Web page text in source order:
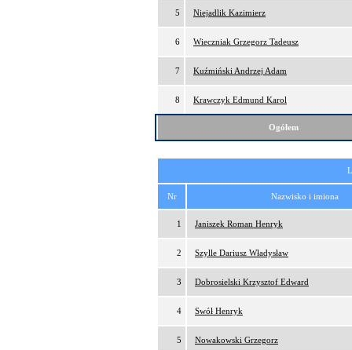
5 Niejadlik Kazimierz
6 Wieczniak Grzegorz Tadeusz
7 Kuźmiński Andrzej Adam
8 Krawczyk Edmund Karol
Ogółem
Nr Nazwisko i imiona
1 Janiszek Roman Henryk
2 Szylle Dariusz Władysław
3 Dobrosielski Krzysztof Edward
4 Swół Henryk
5 Nowakowski Grzegorz